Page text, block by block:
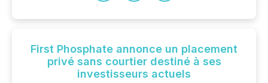
First Phosphate annonce un placement
privé sans courtier destiné à ses
investisseurs actuels